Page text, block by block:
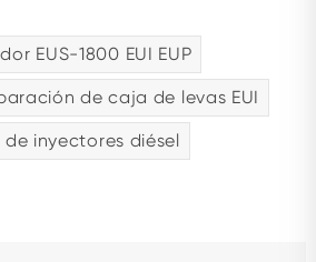
EUS-1800 EUI EUP
de caja de levas EUI
inyectores diésel